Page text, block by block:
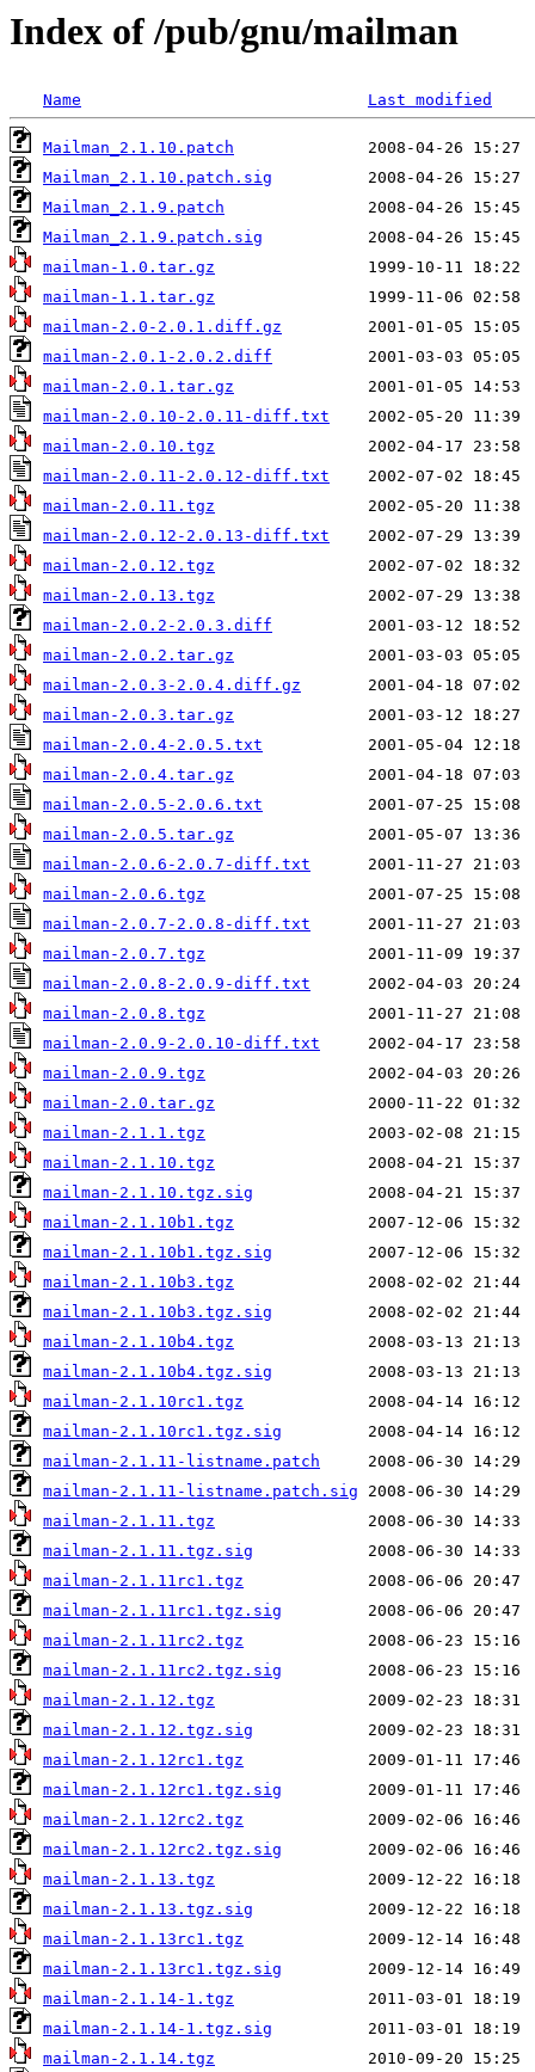
Index of /pub/gnu/mailman
Name Last modified
Mailman_2.1.10.patch
Mailman_2.1.10.patch.sig
Mailman_2.1.9.patch
Mailman_2.1.9.patch.sig
mailman-1.0.tar.gz
mailman-1.1.tar.gz
mailman-2.0-2.0.1.diff.gz
mailman-2.0.1-2.0.2.diff
mailman-2.0.1.tar.gz
mailman-2.0.10-2.0.11-diff.txt
mailman-2.0.10.tgz
mailman-2.0.11-2.0.12-diff.txt
mailman-2.0.11.tgz
mailman-2.0.12-2.0.13-diff.txt
mailman-2.0.12.tgz
mailman-2.0.13.tgz
mailman-2.0.2-2.0.3.diff
mailman-2.0.2.tar.gz
mailman-2.0.3-2.0.4.diff.gz
mailman-2.0.3.tar.gz
mailman-2.0.4-2.0.5.txt
mailman-2.0.4.tar.gz
mailman-2.0.5-2.0.6.txt
mailman-2.0.5.tar.gz
mailman-2.0.6-2.0.7-diff.txt
mailman-2.0.6.tgz
mailman-2.0.7-2.0.8-diff.txt
mailman-2.0.7.tgz
mailman-2.0.8-2.0.9-diff.txt
mailman-2.0.8.tgz
mailman-2.0.9-2.0.10-diff.txt
mailman-2.0.9.tgz
mailman-2.0.tar.gz
mailman-2.1.1.tgz
mailman-2.1.10.tgz
mailman-2.1.10.tgz.sig
mailman-2.1.10b1.tgz
mailman-2.1.10b1.tgz.sig
mailman-2.1.10b3.tgz
mailman-2.1.10b3.tgz.sig
mailman-2.1.10b4.tgz
mailman-2.1.10b4.tgz.sig
mailman-2.1.10rc1.tgz
mailman-2.1.10rc1.tgz.sig
mailman-2.1.11-listname.patch
mailman-2.1.11-listname.patch.sig
mailman-2.1.11.tgz
mailman-2.1.11.tgz.sig
mailman-2.1.11rc1.tgz
mailman-2.1.11rc1.tgz.sig
mailman-2.1.11rc2.tgz
mailman-2.1.11rc2.tgz.sig
mailman-2.1.12.tgz
mailman-2.1.12.tgz.sig
mailman-2.1.12rc1.tgz
mailman-2.1.12rc1.tgz.sig
mailman-2.1.12rc2.tgz
mailman-2.1.12rc2.tgz.sig
mailman-2.1.13.tgz
mailman-2.1.13.tgz.sig
mailman-2.1.13rc1.tgz
mailman-2.1.13rc1.tgz.sig
mailman-2.1.14-1.tgz
mailman-2.1.14-1.tgz.sig
mailman-2.1.14.tgz